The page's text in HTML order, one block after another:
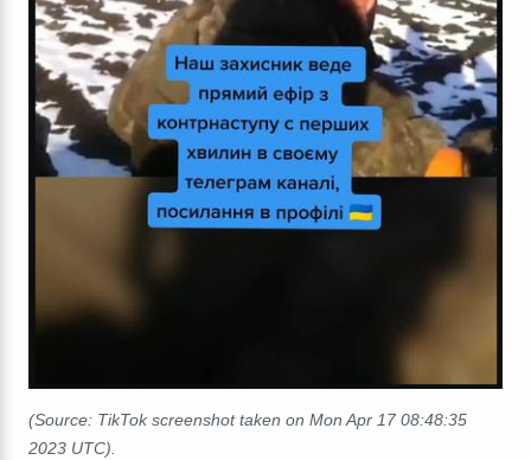
(Source: TikTok screenshot taken on Mon Apr 17 08:48:35
2023 UTC).